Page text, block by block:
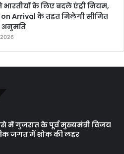
के लिए बदले एंट्री नियम,
Arrival के तहत मिलेगी सीमित
अनुमति
में गुजरात के पूर्व मुख्यमंत्री विजय
जगत में शोक की लहर